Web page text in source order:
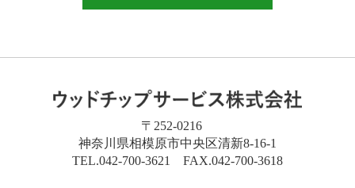
〒252-0216
神奈川県相模原市中央区清新8-16-1
TEL.042-700-3621 FAX.042-700-3618